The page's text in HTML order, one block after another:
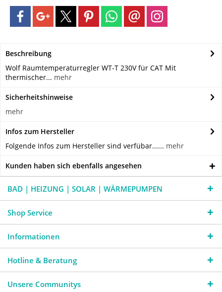
Beschreibung
Wolf Raumtemperaturregler WT-T 230V für CAT Mit
thermischer... mehr
Sicherheitshinweise
mehr
Infos zum Hersteller
Folgende Infos zum Hersteller sind verfübar...... mehr
Kunden haben sich ebenfalls angesehen
BAD | HEIZUNG | SOLAR | WÄRMEPUMPEN
Shop Service
Informationen
Hotline & Beratung
Unsere Communitys